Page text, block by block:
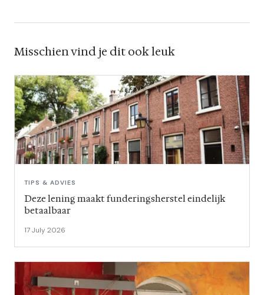
Misschien vind je dit ook leuk
TIPS & ADVIES
Deze lening maakt funderingsherstel eindelijk
betaalbaar
17 July 2026